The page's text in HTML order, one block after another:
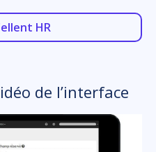
HR
de l’interface